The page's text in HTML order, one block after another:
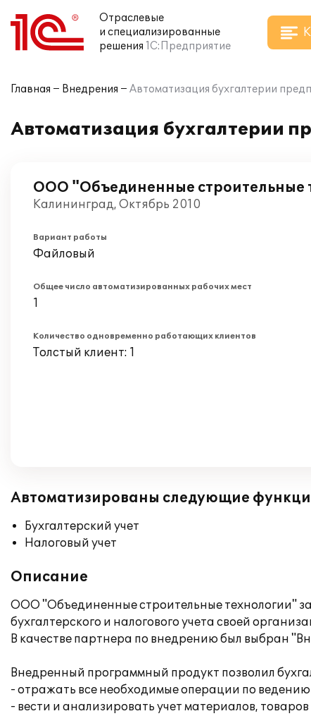
Отраслевые
и специализированные
решения 1С:Предприятие
Главная Внедрения Автоматизация бухгалтерии
Автоматизация бухгалтерии
ООО "Объединенные строительные
Калининград, Октябрь 2010
Вариант работы
Файловый
Общее число автоматизированных рабочих мест
1
Количество одновременно работающих клиентов
Толстый клиент: 1
Автоматизированы следующие
Бухгалтерский учет
Налоговый учет
Описание
ООО "Объединенные строительные технологии"
бухгалтерского и налогового учета своей
В качестве партнера по внедрению был выбран
Внедренный программный продукт позволил
- отражать все необходимые операции по
- вести и анализировать учет материалов,